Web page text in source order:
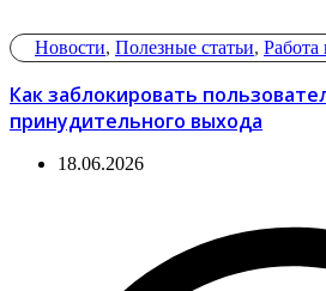
Новости, Полезные статьи,
Как заблокировать
принудительного выхода
18.06.2026